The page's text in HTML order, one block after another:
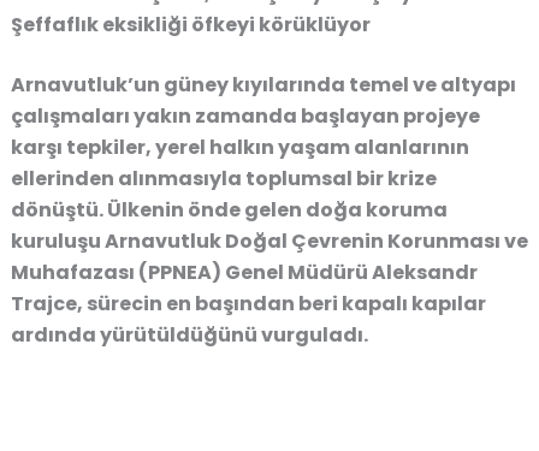
Şeffaflık eksikliği öfkeyi körüklüyor
Arnavutluk’un güney kıyılarında temel ve altyapı
çalışmaları yakın zamanda başlayan projeye
karşı tepkiler, yerel halkın yaşam alanlarının
ellerinden alınmasıyla toplumsal bir krize
dönüştü. Ülkenin önde gelen doğa koruma
kuruluşu Arnavutluk Doğal Çevrenin Korunması ve
Muhafazası (PPNEA) Genel Müdürü Aleksandr
Trajce, sürecin en başından beri kapalı kapılar
ardında yürütüldüğünü vurguladı.